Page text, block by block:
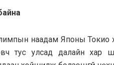
наадам Японы Токио
тус улсад далайн хар